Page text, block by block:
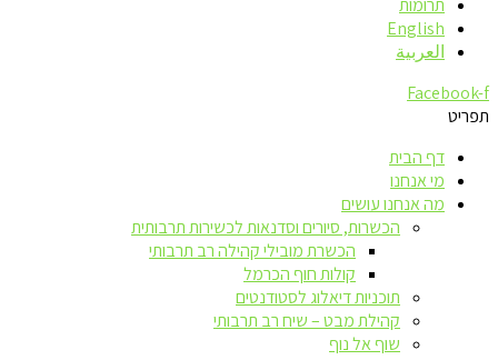
תרומות
English
العربية
Facebook-f
תפריט
דף הבית
מי אנחנו
מה אנחנו עושים
הכשרות, סיורים וסדנאות לכשירות תרבותית
הכשרת מובילי קהילה רב תרבותי
קולות חוף הכרמל
תוכניות דיאלוג לסטודנטים
קהילת מבט – שיח רב תרבותי
שוף אל נוף